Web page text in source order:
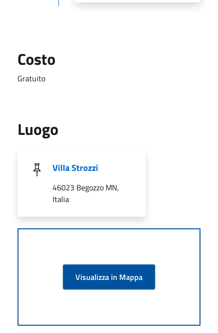
Costo
Gratuito
Luogo
Villa Strozzi
46023 Begozzo MN,
Italia
Visualizza in Mappa